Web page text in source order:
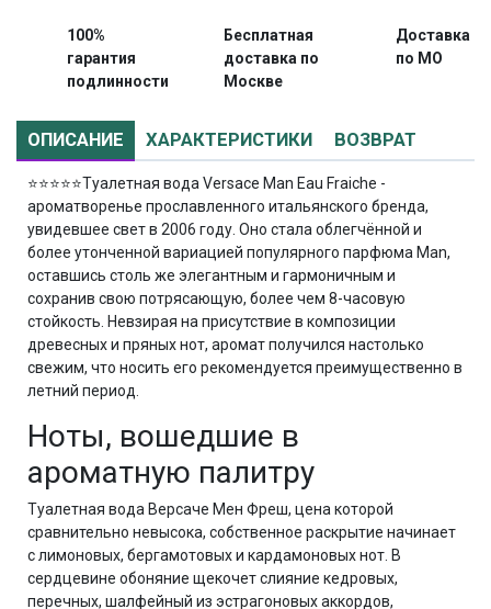
100%
гарантия
подлинности
Бесплатная
доставка по
Москве
Доставка
по МО
ОПИСАНИЕ ХАРАКТЕРИСТИКИ ВОЗВРАТ
⭐⭐⭐⭐⭐Туалетная вода Versace Man Eau Fraiche -
ароматворенье прославленного итальянского бренда,
увидевшее свет в 2006 году. Оно стала облегчённой и
более утонченной вариацией популярного парфюма Man,
оставшись столь же элегантным и гармоничным и
сохранив свою потрясающую, более чем 8-часовую
стойкость. Невзирая на присутствие в композиции
древесных и пряных нот, аромат получился настолько
свежим, что носить его рекомендуется преимущественно в
летний период.
Ноты, вошедшие в
ароматную палитру
Туалетная вода Версаче Мен Фреш, цена которой
сравнительно невысока, собственное раскрытие начинает
с лимоновых, бергамотовых и кардамоновых нот. В
сердцевине обоняние щекочет слияние кедровых,
перечных, шалфейный из эстрагоновых аккордов,